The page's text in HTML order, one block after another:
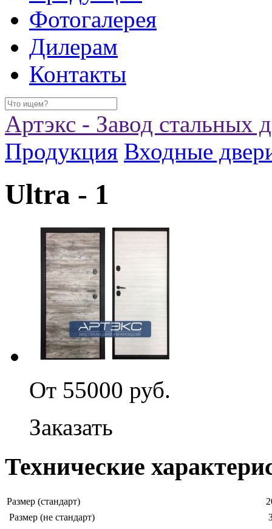
Фотогалерея
Дилерам
Контакты
Артэкс - Завод стальных
Продукция Входные
Ultra - 1
От 55000 руб.
Заказать
Технические
Размер (стандарт)
Размер (не стандарт)